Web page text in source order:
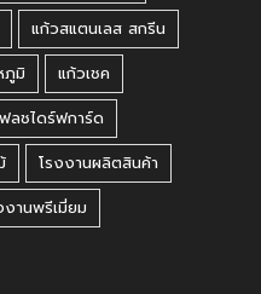
แก้วสแตนเลส สกรีน
ภูมิ
แก้วเชค
ลชไดร์ฟการ์ด
โรงงานผลิตสินค้า
งานพรีเมี่ยม